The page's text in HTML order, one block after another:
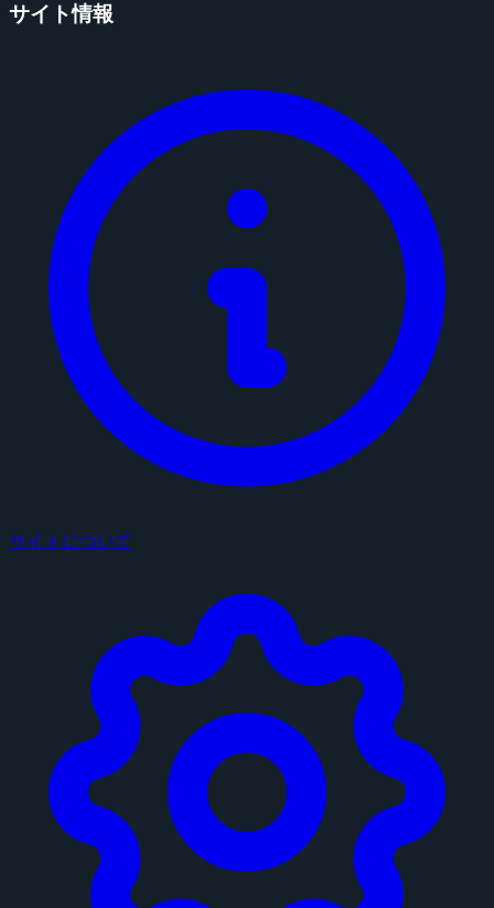
サイト情報
サイトについて